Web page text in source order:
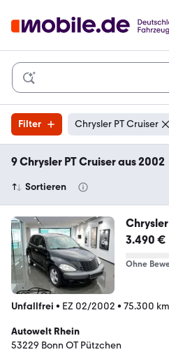
Filter Chrysler PT Cruiser
9 Chrysler PT Cruiser aus 2002
Sortieren
3.490 €
Ohne
Unfallfrei • EZ 02/2002 • 75.300 km
Autowelt Rhein
53229 Bonn OT Pützchen